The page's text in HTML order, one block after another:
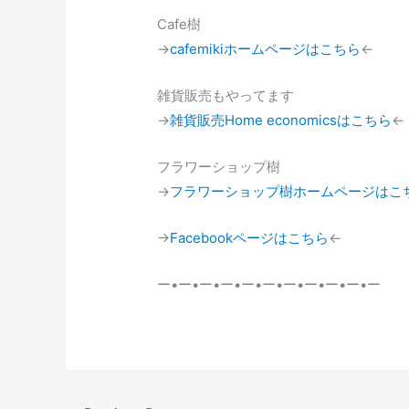
Cafe樹
→cafemikiホームページはこちら←
雑貨販売もやってます
→雑貨販売Home economicsはこちら←
フラワーショップ樹
→フラワーショップ樹ホームページはこ
→Facebookページはこちら←
ー•ー•ー•ー•ー•ー•ー•ー•ー•ー•ー